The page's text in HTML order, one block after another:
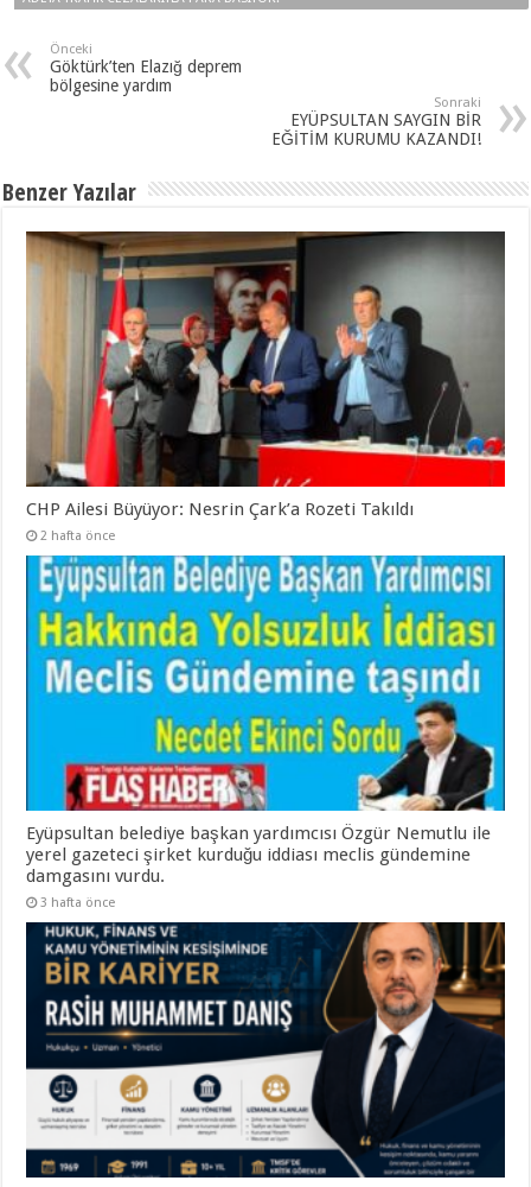
Önceki
Göktürk’ten Elazığ deprem
bölgesine yardım
Sonraki
EYÜPSULTAN SAYGIN BİR
EĞİTİM KURUMU KAZANDI!
Benzer Yazılar
CHP Ailesi Büyüyor: Nesrin Çark’a Rozeti Takıldı
2 hafta önce
Eyüpsultan belediye başkan yardımcısı Özgür Nemutlu ile
yerel gazeteci şirket kurduğu iddiası meclis gündemine
damgasını vurdu.
3 hafta önce